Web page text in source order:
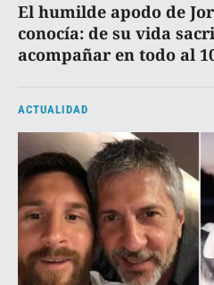
El humilde apodo de
conocía: de su vida
acompañar en todo al
ACTUALIDAD